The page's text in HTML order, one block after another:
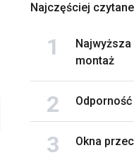
Najczęściej czytane
montaż
Odporność
Okna